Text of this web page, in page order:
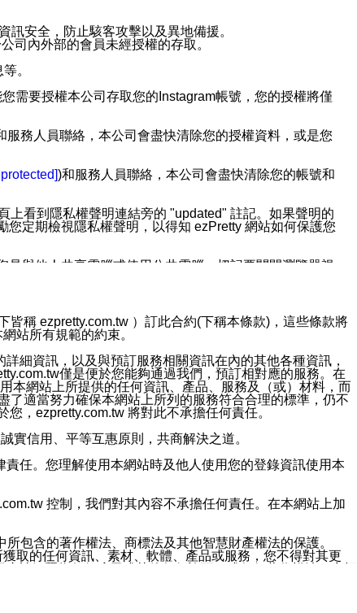
訊安全，防止駭客攻擊以及異地備援。
司內外部的會員未經授權的存取。
。
需要授權本公司存取您的Instagram帳號，您的授權將僅
務人員聯絡，本公司會盡快清除您的授權資料，或是您
)和服務人員聯絡，本公司會盡快清除您的帳號和
上看到隱私權聲明連結旁的 "updated" 註記。如果聲明的
定期檢視隱私權聲明，以得知 ezPretty 網站如何保護您
與他人共享電腦或使用公共電腦，切記要關閉瀏覽器視
資料或電子郵件所指示之方法、說明或功能連結，隨時
將可收到通知型訊息。
稱 ezpretty.com.tw ）訂此合約(下稱本條款)，這些條款將
站所有規範的約束。
細資訊，以及與預訂服務相關資訊在內的其他各種資訊，
僅是便於您能夠通過我們，預訂相對應的服務。在
本網站上所提供的任何資訊、產品、服務及（或）材料，而
了適當努力確保本網站上所列的服務符合合理的標準，仍不
，ezpretty.com.tw 將對此不承擔任何責任。
實信用、平等互惠原則，共商解決之道。
任。您理解使用本網站時及他人使用您的登錄資訊使用本
控制，我們對其內容不承擔任何責任。在本網站上加
包含的著作權法、商標法及其他智慧財產權法的保護。
取的任何資訊、素材、軟體、產品或服務，您不得對其更